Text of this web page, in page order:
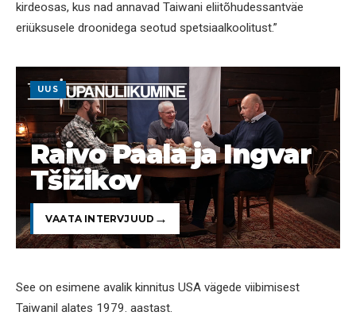
kirdeosas, kus nad annavad Taiwani eliitõhudessantväe
eriüksusele droonidega seotud spetsiaalkoolitust.”
UUS
Raivo Paala ja Ingvar
Tšižikov
VAATA INTERVJUUD
See on esimene avalik kinnitus USA vägede viibimisest
Taiwanil alates 1979. aastast.